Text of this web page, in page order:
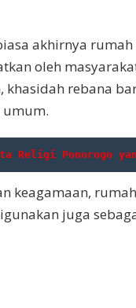
akhirnya
oleh
rebana
Religi Ponorogo
keagamaan,
juga